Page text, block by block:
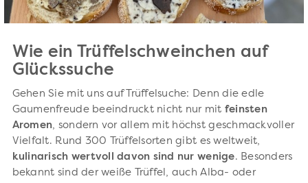
Wie ein Trüffelschweinchen auf
Glückssuche
Gehen Sie mit uns auf Trüffelsuche: Denn die edle
Gaumenfreude beeindruckt nicht nur mit feinsten
Aromen, sondern vor allem mit höchst geschmackvoller
Vielfalt. Rund 300 Trüffelsorten gibt es weltweit,
kulinarisch wertvoll davon sind nur wenige. Besonders
bekannt sind der weiße Trüffel, auch Alba- oder